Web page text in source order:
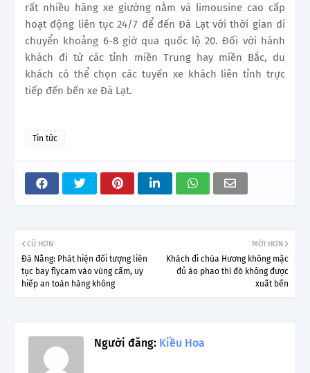
rất nhiều hãng xe giường nằm và limousine cao cấp
hoạt động liên tục 24/7 để đến Đà Lạt với thời gian di
chuyển khoảng 6-8 giờ qua quốc lộ 20. Đối với hành
khách đi từ các tỉnh miền Trung hay miền Bắc, du
khách có thể chọn các tuyến xe khách liên tỉnh trực
tiếp đến bến xe Đà Lạt.
Tin tức
MỚI HƠN
Khách đi chùa Hương không mặc
đủ áo phao thì đò không được
xuất bến
CŨ HƠN
Đà Nẵng: Phát hiện đối tượng liên
tục bay flycam vào vùng cấm, uy
hiếp an toàn hàng không
Người đăng: Kiều Hoa